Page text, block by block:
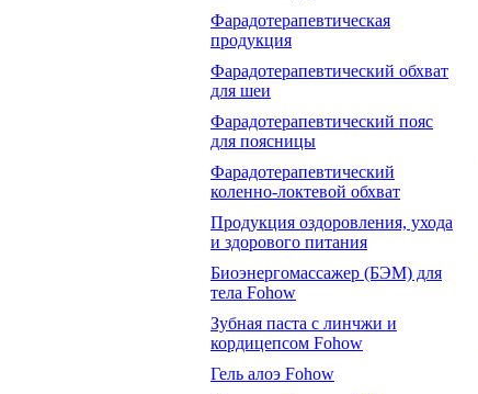
Фарадотерапевтическая
продукция
Фарадотерапевтический обхват
для шеи
Фарадотерапевтический пояс
для поясницы
Фарадотерапевтический
коленно-локтевой обхват
Продукция оздоровления, ухода
и здорового питания
Биоэнергомассажер (БЭМ) для
тела Fohow
Зубная паста с линчжи и
кордицепсом Fohow
Гель алоэ Fohow